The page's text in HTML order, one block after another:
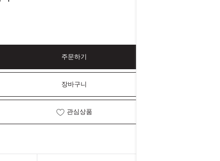
주문하기
장바구니
관심상품